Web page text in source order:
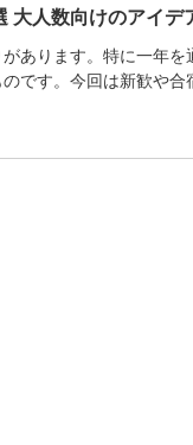
大人数向けのアイデ
あります。特に一年を
です。今回は新歓や合